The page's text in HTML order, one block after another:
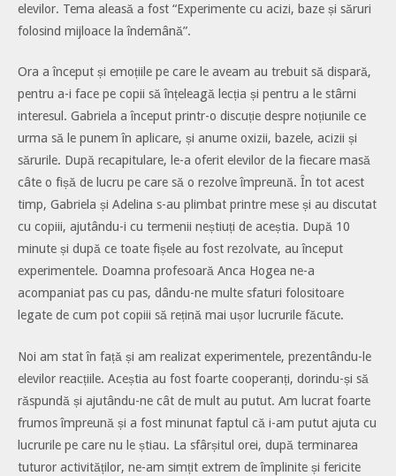
elevilor. Tema aleasă a fost “Experimente cu acizi, baze și săruri
folosind mijloace la îndemână”.
Ora a început și emoțiile pe care le aveam au trebuit să dispară,
pentru a-i face pe copii să înțeleagă lecția și pentru a le stârni
interesul. Gabriela a început printr-o discuție despre noțiunile ce
urma să le punem în aplicare, și anume oxizii, bazele, acizii și
sărurile. După recapitulare, le-a oferit elevilor de la fiecare masă
câte o fișă de lucru pe care să o rezolve împreună. În tot acest
timp, Gabriela și Adelina s-au plimbat printre mese și au discutat
cu copiii, ajutându-i cu termenii neștiuți de aceștia. După 10
minute și după ce toate fișele au fost rezolvate, au început
experimentele. Doamna profesoară Anca Hogea ne-a
acompaniat pas cu pas, dându-ne multe sfaturi folositoare
legate de cum pot copiii să rețină mai ușor lucrurile făcute.
Noi am stat în față și am realizat experimentele, prezentându-le
elevilor reacțiile. Aceștia au fost foarte cooperanți, dorindu-și să
răspundă și ajutându-ne cât de mult au putut. Am lucrat foarte
frumos împreună și a fost minunat faptul că i-am putut ajuta cu
lucrurile pe care nu le știau. La sfârșitul orei, după terminarea
tuturor activităților, ne-am simțit extrem de împlinite și fericite